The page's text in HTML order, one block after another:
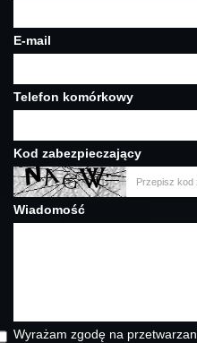
E-mail
Telefon komórkowy
Kod zabezpieczający
Wiadomość
Wyrażam zgodę na